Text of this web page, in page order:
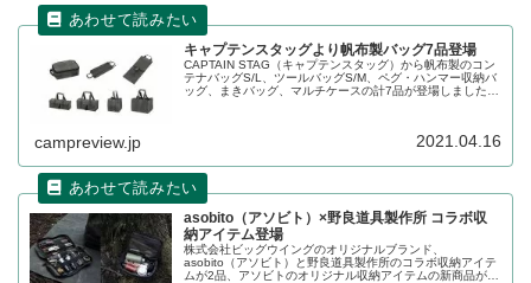
キャプテンスタッグより帆布製バッグ7品登場
CAPTAIN STAG（キャプテンスタッグ）から帆布製のコン
テナバッグS/L、ツールバッグS/M、ペグ・ハンマー収納バ
ッグ、まきバッグ、マルチケースの計7品が登場しました。
campreview.jp 2021.04.16
asobito（アソビト）×野良道具製作所 コラボ収
納アイテム登場
株式会社ビッグウイングのオリジナルブランド、
asobito（アソビト）と野良道具製作所のコラボ収納アイテ
ムが2品、アソビトのオリジナル収納アイテムの新商品が4